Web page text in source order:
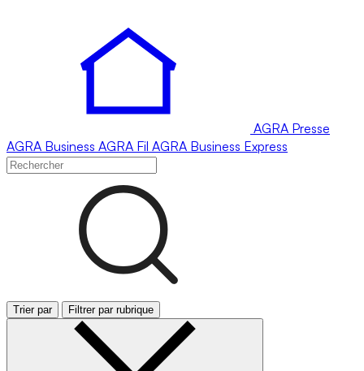
AGRA Presse
AGRA Business AGRA Fil AGRA Business Express
Trier par Filtrer par rubrique